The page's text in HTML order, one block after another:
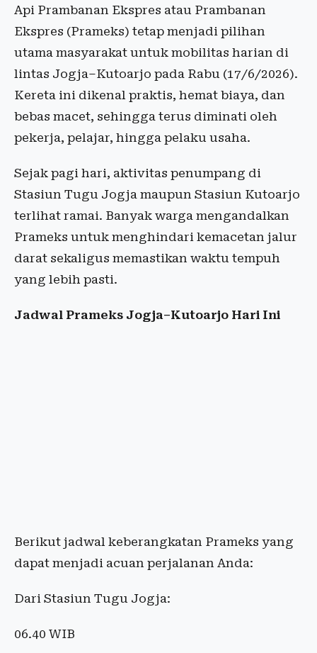
Api Prambanan Ekspres atau Prambanan
Ekspres (Prameks) tetap menjadi pilihan
utama masyarakat untuk mobilitas harian di
lintas Jogja–Kutoarjo pada Rabu (17/6/2026).
Kereta ini dikenal praktis, hemat biaya, dan
bebas macet, sehingga terus diminati oleh
pekerja, pelajar, hingga pelaku usaha.
Sejak pagi hari, aktivitas penumpang di
Stasiun Tugu Jogja maupun Stasiun Kutoarjo
terlihat ramai. Banyak warga mengandalkan
Prameks untuk menghindari kemacetan jalur
darat sekaligus memastikan waktu tempuh
yang lebih pasti.
Jadwal Prameks Jogja–Kutoarjo Hari Ini
Berikut jadwal keberangkatan Prameks yang
dapat menjadi acuan perjalanan Anda:
Dari Stasiun Tugu Jogja:
06.40 WIB